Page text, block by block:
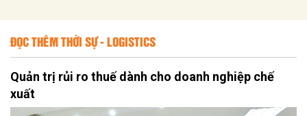
ĐỌC THÊM THỜI SỰ - LOGISTICS
Quản trị rủi ro thuế dành cho doanh nghiệp chế
xuất